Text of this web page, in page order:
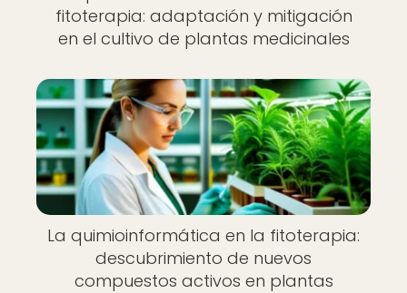
fitoterapia: adaptación y mitigación
en el cultivo de plantas medicinales
La quimioinformática en la fitoterapia:
descubrimiento de nuevos
compuestos activos en plantas